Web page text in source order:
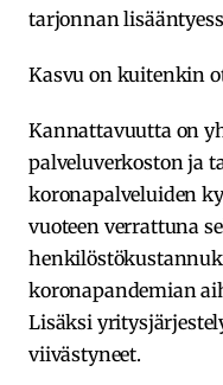
tarjonnan
Kasvu on kuitenkin
Kannattavuutta on
palveluverkoston ja
koronapalveluiden
vuoteen verrattuna
koronapandemian
Lisäksi
viivästyneet.